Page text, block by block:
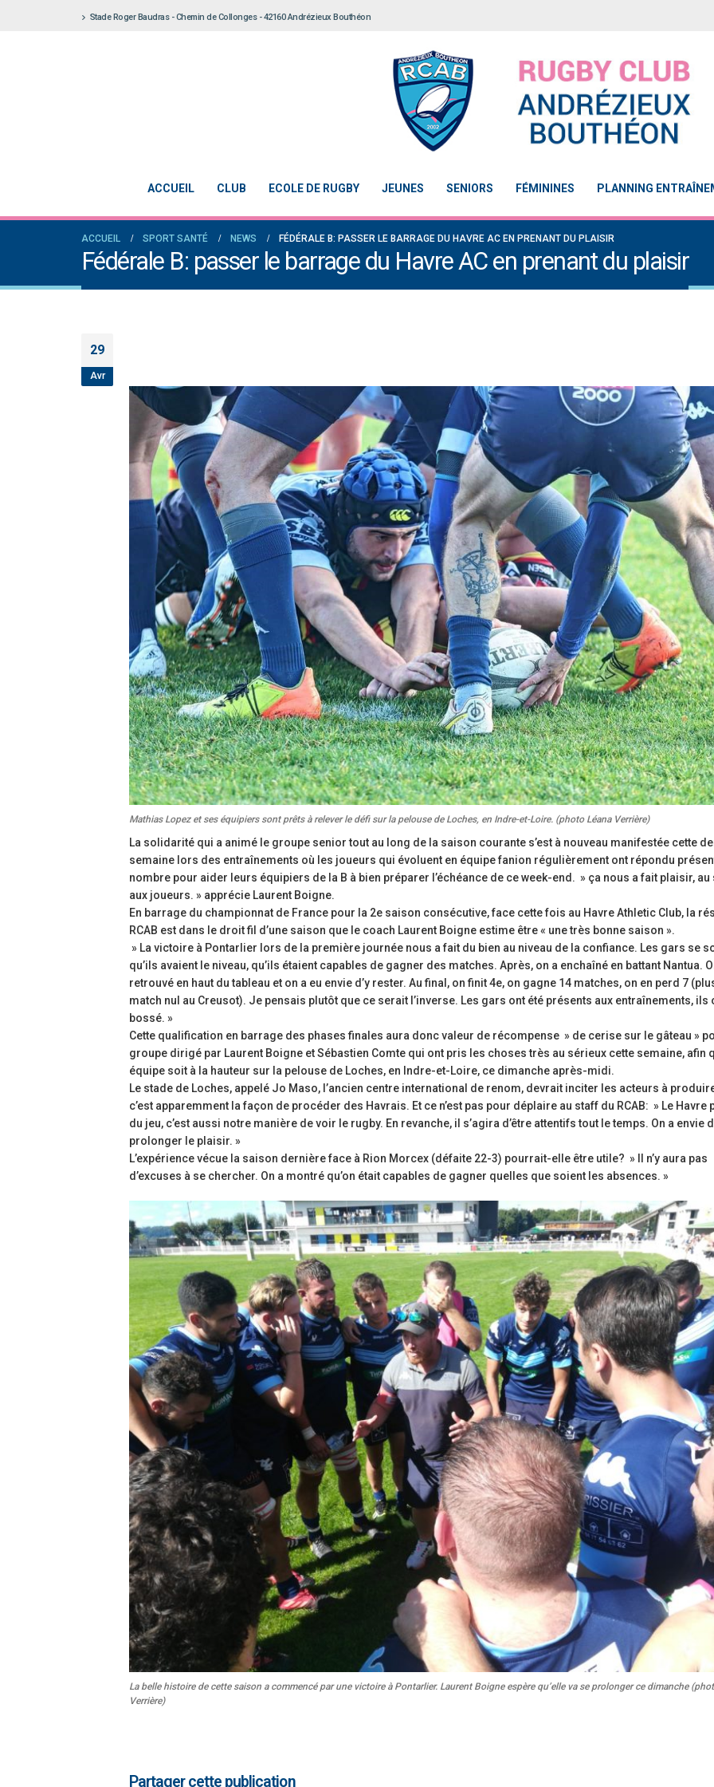
Stade Roger Baudras - Chemin de Collonges - 42160 Andrézieux Bouthéon
ACCUEIL CLUB ECOLE DE RUGBY JEUNES SENIORS FÉMININES PLANNING
ACCUEIL SPORT SANTÉ NEWS FÉDÉRALE B: PASSER LE BARRAGE DU HAVRE AC EN PRENANT DU PLAISIR
Fédérale B: passer le barrage du Havre AC en prenant du plaisir
29
Avr
Mathias Lopez et ses équipiers sont prêts à relever le défi sur la pelouse de Loches, en Indre-et-Loire. (photo Léana Verrière)
La solidarité qui a animé le groupe senior tout au long de la saison courante s’est à nouveau manifestée cette
semaine lors des entraînements où les joueurs qui évoluent en équipe fanion régulièrement ont répondu
nombre pour aider leurs équipiers de la B à bien préparer l’échéance de ce week-end. » ça nous a fait plaisir, au
aux joueurs. » apprécie Laurent Boigne.
En barrage du championnat de France pour la 2e saison consécutive, face cette fois au Havre Athletic Club, la
RCAB est dans le droit fil d’une saison que le coach Laurent Boigne estime être « une très bonne saison ».
» La victoire à Pontarlier lors de la première journée nous a fait du bien au niveau de la confiance. Les gars se
qu’ils avaient le niveau, qu’ils étaient capables de gagner des matches. Après, on a enchaîné en battant Nantua.
retrouvé en haut du tableau et on a eu envie d’y rester. Au final, on finit 4e, on gagne 14 matches, on en perd 7
match nul au Creusot). Je pensais plutôt que ce serait l’inverse. Les gars ont été présents aux entraînements, ils
bossé. »
Cette qualification en barrage des phases finales aura donc valeur de récompense » de cerise sur le gâteau »
groupe dirigé par Laurent Boigne et Sébastien Comte qui ont pris les choses très au sérieux cette semaine, afin
équipe soit à la hauteur sur la pelouse de Loches, en Indre-et-Loire, ce dimanche après-midi.
Le stade de Loches, appelé Jo Maso, l’ancien centre international de renom, devrait inciter les acteurs à
c’est apparemment la façon de procéder des Havrais. Et ce n’est pas pour déplaire au staff du RCAB: » Le Havre
du jeu, c’est aussi notre manière de voir le rugby. En revanche, il s’agira d’être attentifs tout le temps. On a envie
prolonger le plaisir. »
L’expérience vécue la saison dernière face à Rion Morcex (défaite 22-3) pourrait-elle être utile? » Il n’y aura pas
d’excuses à se chercher. On a montré qu’on était capables de gagner quelles que soient les absences. »
La belle histoire de cette saison a commencé par une victoire à Pontarlier. Laurent Boigne espère qu’elle va se prolonger ce dimanche
Verrière)
Partager cette publication
Les adversaires en Fédérale 2 et Fédérale B: de
vieilles connaissances et un nouveau venu
6 juillet 2026
Groupe senior: tout un programme de
préparation pour être prêt le 13 septembre!
18 juin 2026
1 juin 2026
Bilan des seniors garçons par Philippe
Buffevant dans Le Progrès
6 mai 2026
Fédérale 2 et Fédérale B: finir sur une bonne
note en priorité
25 avril 2026
Les adversaires en Fédérale 2 et
vieilles connaissances et un
6 juillet 2026
Groupe senior: tout un
préparation pour être prêt le 13
18 juin 2026